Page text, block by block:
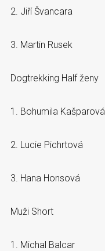
2. Jiří Švancara
3. Martin Rusek
Dogtrekking Half ženy
1. Bohumila Kašparová
2. Lucie Pichrtová
3. Hana Honsová
Muži Short
1. Michal Balcar